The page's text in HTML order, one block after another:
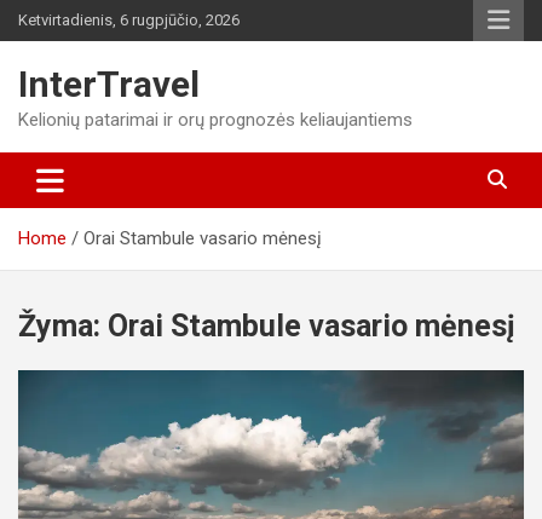
Skip
to
Ketvirtadienis, 6 rugpjūčio, 2026
InterTravel
Kelionių patarimai ir orų prognozės keliaujantiems
Home Orai Stambule vasario mėnesį
Žyma: Orai Stambule vasario mėnesį